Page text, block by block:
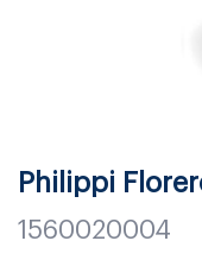
Philippi
1560020004